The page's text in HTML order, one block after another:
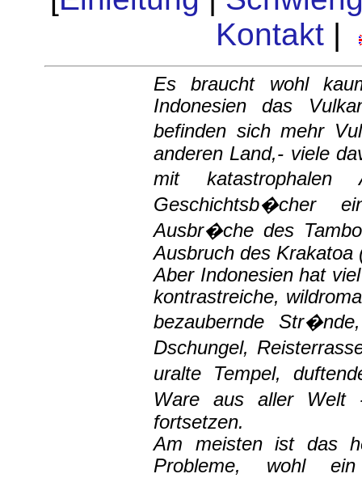
Kontakt|
Es braucht wohl
Indonesien das
befinden sich mehr
anderen Land,- viele
mit
Geschichtsb�cher
Ausbr�che des
Ausbruch des Krakatoa
Aber Indonesien hat
kontrastreiche,
bezaubernde
Dschungel,
uralte Tempel,
Ware aus aller
fortsetzen.
Am meisten ist das
Probleme, wohl ein